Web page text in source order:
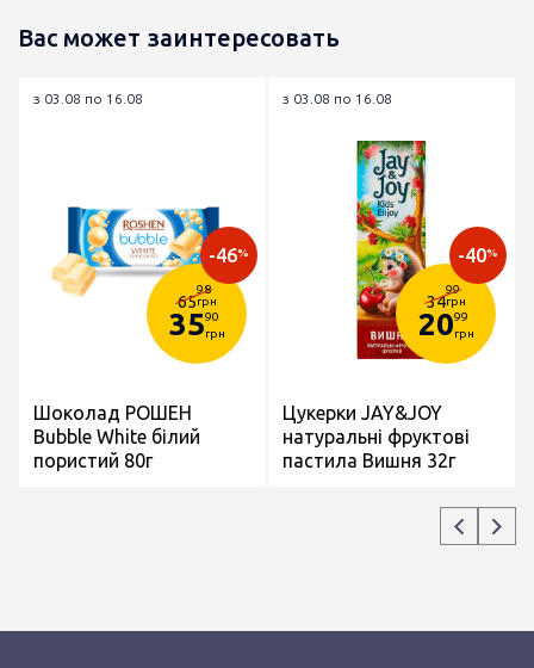
Вас может заинтересовать
з 03.08 по 16.08
65
98
грн
3590
грн
-46%
Шоколад РОШЕН
Bubble White білий
пористий 80г
з 03.08 по 16.08
34
99
грн
2099
грн
-40%
Цукерки JAY&JOY
натуральні фруктові
пастила Вишня 32г